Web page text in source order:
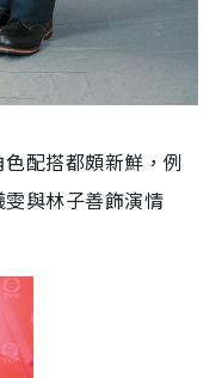
配搭都頗新鮮，例
與林子善飾演情